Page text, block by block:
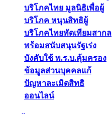
บริโภคไทย มูลนิธิเพื่อผู้
บริโภค หนุนสิทธิผู้
บริโภคไทยทัดเทียมสากล
พร้อมสนับสนุนรัฐเร่ง
บังคับใช้ พ.ร.บ.คุ้มครอง
ข้อมูลส่วนบุคคลแก้
ปัญหาละเมิดสิทธิ
ออนไลน์